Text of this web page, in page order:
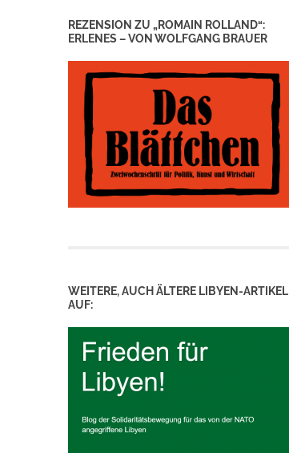
REZENSION ZU „ROMAIN ROLLAND“:
ERLENES – VON WOLFGANG BRAUER
WEITERE, AUCH ÄLTERE LIBYEN-ARTIKEL
AUF: